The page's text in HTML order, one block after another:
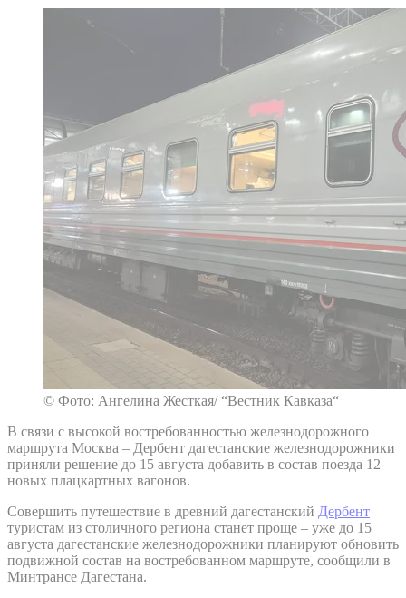
© Фото: Ангелина Жесткая/ “Вестник Кавказа“
В связи с высокой востребованностью железнодорожного
маршрута Москва – Дербент дагестанские железнодорожники
приняли решение до 15 августа добавить в состав поезда 12
новых плацкартных вагонов.
Совершить путешествие в древний дагестанский Дербент
туристам из столичного региона станет проще – уже до 15
августа дагестанские железнодорожники планируют обновить
подвижной состав на востребованном маршруте, сообщили в
Минтрансе Дагестана.